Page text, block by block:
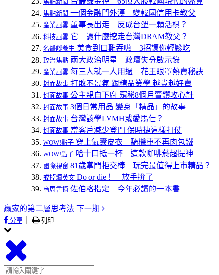
焦點新聞
焦點新聞 一個金融門外漢 變韓國信用卡教父
產業風雲 董事長出走 反成台塑一顆活棋？
科技風雲 它 憑什麼挖走台灣DRAM教父？
名醫談養生 美食到口難吞嚥 3招讓你輕鬆吃
政治焦點 兩大政治明星 政壇失分啟示錄
產業風雲 每三人就一人用過 花王眼罩熱賣秘訣
封面故事 打敗不景氣 跟精品業學 越貴越好賣
封面故事 公主親自下廚 窺秘8個月賣鑽攻心計
封面故事 3個日常用品 變身「精品」的故事
封面故事 台灣該學LVMH或愛馬仕？
封面故事 當客戶減少登門 保時捷這樣打仗
WOW!點子 穿上氣囊皮衣 騎機車不再肉包鐵
WOW!點子 哈十口抵一杯 這款咖啡菸超提神
國際視窗 81歲掌門拒交棒 玩完最值得上市精品？
戒掉爛英文 Do or die！ 放手拚了
商周書摘 佐伯格指定 今年必讀的一本書
贏家的第二層思考法 下一期
分享 ｜ 列印